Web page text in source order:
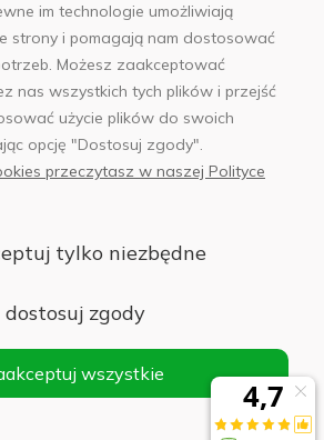
sklep@abfoto.pl
+48 797 971 275
Sp. z o.o.
Al. Jerozolimskie 176, NIP
KRS nr 0000271999
im technologie umożliwiają
strony i pomagają nam dostosować
Możesz zaakceptować
nas wszystkich tych plików i przejść
użycie plików do swoich
opcję "Dostosuj zgody".
przeczytasz w naszej Polityce
tylko niezbędne
dostosuj zgody
wszystkie